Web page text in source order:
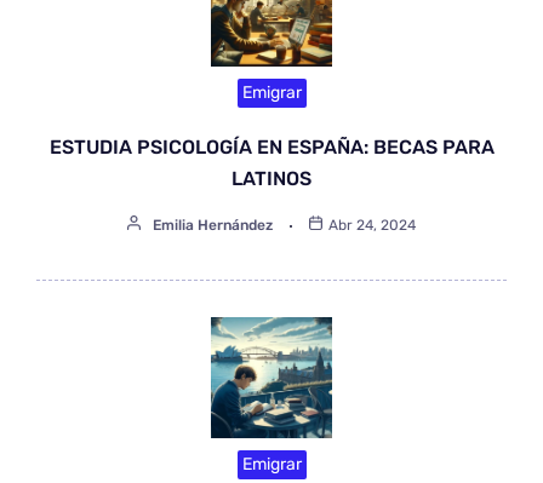
Emigrar
ESTUDIA PSICOLOGÍA EN ESPAÑA: BECAS PARA
LATINOS
Emilia Hernández Abr 24, 2024
Emigrar